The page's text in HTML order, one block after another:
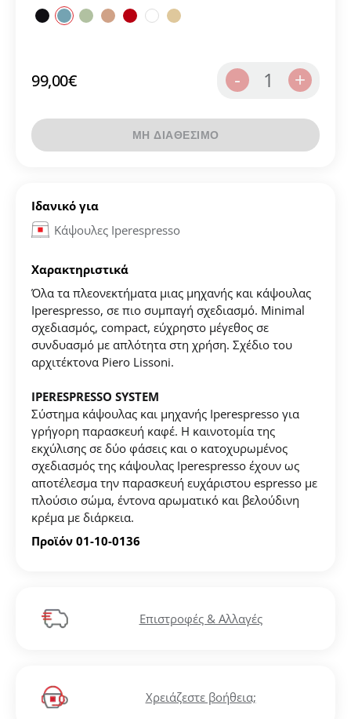
99,00€ - 1 +
ΜΗ ΔΙΑΘΕΣΙΜΟ
Ιδανικό για
Κάψουλες Iperespresso
Χαρακτηριστικά
Όλα τα πλεονεκτήματα μιας μηχανής και κάψουλας
Iperespresso, σε πιο συμπαγή σχεδιασμό. Minimal
σχεδιασμός, compact, εύχρηστο μέγεθος σε
συνδυασμό με απλότητα στη χρήση. Σχέδιο του
αρχιτέκτονα Piero Lissoni.
IPERESPRESSO SYSTEM
Σύστημα κάψουλας και μηχανής Iperespresso για
γρήγορη παρασκευή καφέ. Η καινοτομία της
εκχύλισης σε δύο φάσεις και ο κατοχυρωμένος
σχεδιασμός της κάψουλας Iperespresso έχουν ως
αποτέλεσμα την παρασκευή ευχάριστου espresso με
πλούσιο σώμα, έντονα αρωματικό και βελούδινη
κρέμα με διάρκεια.
Προϊόν 01-10-0136
Επιστροφές & Αλλαγές
Χρειάζεστε βοήθεια;
Δημιουργήστε λογαριασμό για να αποθηκεύσετε τα
Αγαπημένα σας
Δημιουργήστε τον προσωπικό σας λογαριασμό και
αποθηκεύστε την δική σας λίστα αγαπημένων.
Βρείτε την δική σας λίστα Αγαπημένων στο προφίλ
σας.